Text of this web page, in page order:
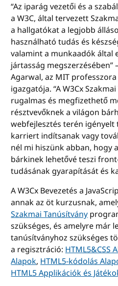
“Az iparág vezetői és a
a W3C, által tervezett
a hallgatókat a legjobb
használható tudás és
valamint a munkaadók által
jártasság megszerzésében”
Agarwal, az MIT
igazgatója. “A W3Cx
rugalmas és megfizethető
résztvevőknek a világon
webfejlesztés terén igényelt
karriert indítsanak vagy
nél mi hiszünk abban, hogy
bárkinek lehetővé teszi
tudásának gyarapítását és
A W3Cx Bevezetés a
annak az öt kurzusnak,
Szakmai Tanúsítvány
szükséges, és amelyre már
tanúsítványhoz szükséges
a regisztráció:HTML5&CSS
Alapok,HTML5-kódolás
HTML5 Applikációk és